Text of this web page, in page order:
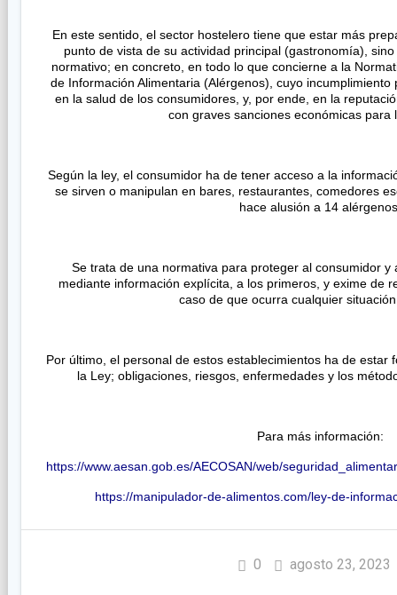
En este sentido, el sector hostelero tiene que estar más
punto de vista de su actividad principal (gastronomía),
normativo; en concreto, en todo lo que concierne a la
de Información Alimentaria (Alérgenos), cuyo
en la salud de los consumidores, y, por ende, en la
con graves sanciones económicas para
Según la ley, el consumidor ha de tener acceso a la
se sirven o manipulan en bares, restaurantes, comedores
hace alusión a 14
Se trata de una normativa para proteger al consumidor
mediante información explícita, a los primeros, y exime de
caso de que ocurra cualquier
Por último, el personal de estos establecimientos ha de estar
la Ley; obligaciones, riesgos, enfermedades y los
Para más información:
https://www.aesan.gob.es/AECOSAN/web/
https://manipulador-de-alimentos.com/ley-de-
0 agosto 23, 2023